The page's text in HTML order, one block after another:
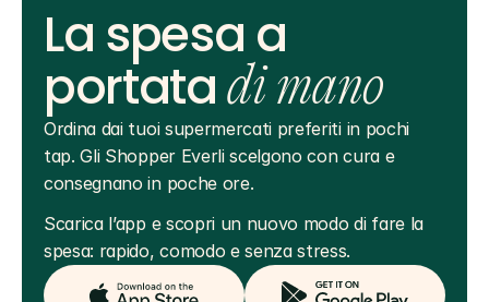
La spesa a
portatadi mano
Ordina dai tuoi supermercati preferiti in pochi
tap. Gli Shopper Everli scelgono con cura e
consegnano in poche ore.
Scarica l’app e scopri un nuovo modo di fare la
spesa: rapido, comodo e senza stress.